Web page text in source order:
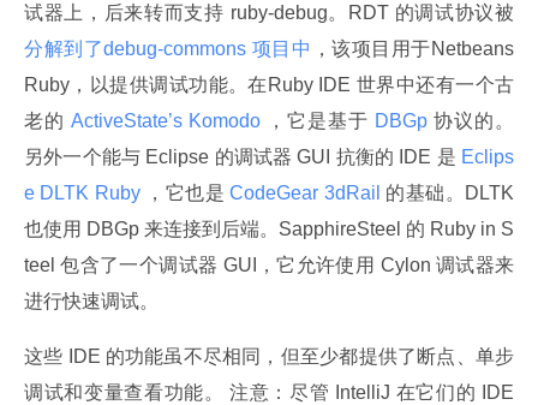
试器上，后来转而支持 ruby-debug。RDT 的调试协议被
分解到了debug-commons 项目中 ，该项目用于Netbeans
Ruby，以提供调试功能。在Ruby IDE 世界中还有一个古
老的 ActiveState’s Komodo ，它是基于 DBGp 协议的。
另外一个能与 Eclipse 的调试器 GUI 抗衡的 IDE 是 Eclips
e DLTK Ruby
，它也是 CodeGear 3dRail 的基础。DLTK
也使用 DBGp 来连接到后端。SapphireSteel 的 Ruby in S
teel 包含了一个调试器 GUI，它允许使用 Cylon 调试器来
进行快速调试。
这些 IDE 的功能虽不尽相同，但至少都提供了断点、单步
调试和变量查看功能。 注意：尽管 IntelliJ 在它们的 IDE